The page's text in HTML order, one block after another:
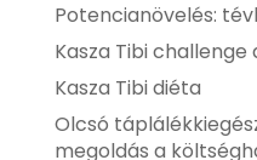
Potencianövelés:
Kasza Tibi challenge
Kasza Tibi diéta
Olcsó
megoldás a